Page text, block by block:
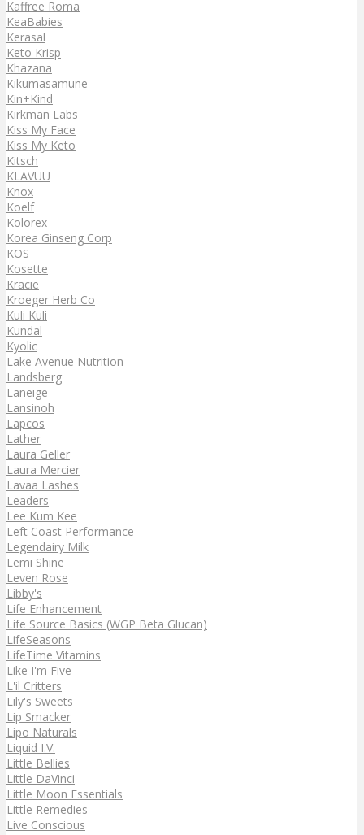
Kaffree Roma
KeaBabies
Kerasal
Keto Krisp
Khazana
Kikumasamune
Kin+Kind
Kirkman Labs
Kiss My Face
Kiss My Keto
Kitsch
KLAVUU
Knox
Koelf
Kolorex
Korea Ginseng Corp
KOS
Kosette
Kracie
Kroeger Herb Co
Kuli Kuli
Kundal
Kyolic
Lake Avenue Nutrition
Landsberg
Laneige
Lansinoh
Lapcos
Lather
Laura Geller
Laura Mercier
Lavaa Lashes
Leaders
Lee Kum Kee
Left Coast Performance
Legendairy Milk
Lemi Shine
Leven Rose
Libby's
Life Enhancement
Life Source Basics (WGP Beta Glucan)
LifeSeasons
LifeTime Vitamins
Like I'm Five
L'il Critters
Lily's Sweets
Lip Smacker
Lipo Naturals
Liquid I.V.
Little Bellies
Little DaVinci
Little Moon Essentials
Little Remedies
Live Conscious